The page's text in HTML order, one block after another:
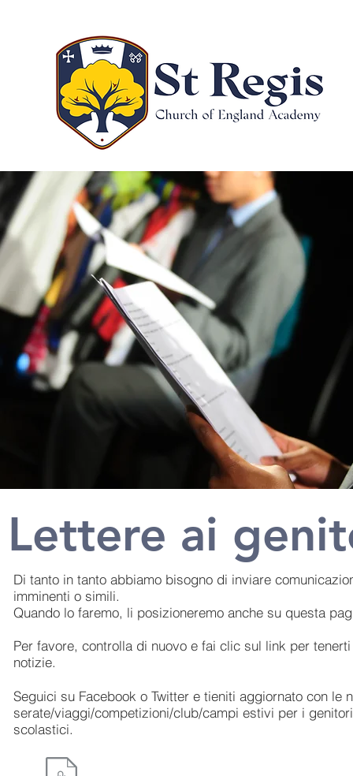
Lettere ai
Di tanto in tanto abbiamo bisogno di inviare
imminenti o simili.
Quando lo faremo, li posizioneremo anche su questa
Per favore, controlla di nuovo e fai clic sul link per
notizie.
Seguici su Facebook o Twitter e tieniti aggiornato con le
serate/viaggi/competizioni/club/campi estivi per i
scolastici.